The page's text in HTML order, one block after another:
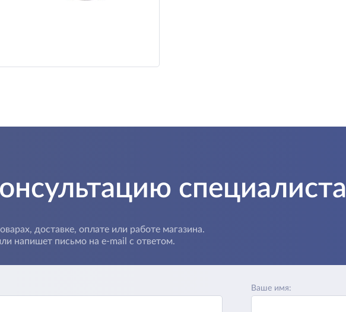
специалиста
доставке, оплате или работе магазина.
напишет письмо на e-mail с ответом.
Ваше имя: